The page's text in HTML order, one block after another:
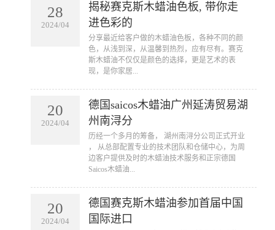
28
2024/04
揭秘赛克斯木蜡油色板, 带你走
进色彩的
​分享最近给客户做的木蜡油色板，各种不同的颜
色，从浅到深，从温馨到热烈，应有尽有。赛克
斯木蜡油不仅仅是颜色的选择，更是艺术的表
现，是你家居...
20
2024/04
德国saicos木蜡油广州延涛贸易湖
州南浔分
​历经一个多月的筹备， 湖州南浔分公司正式开业
， 从总部配置专业的技术团队和仓储中心，为周
边客户提供及时的木蜡油技术服务和正宗德国
Saicos木蜡油...
20
2024/04
德国赛克斯木蜡油参加首届中国
国际进口